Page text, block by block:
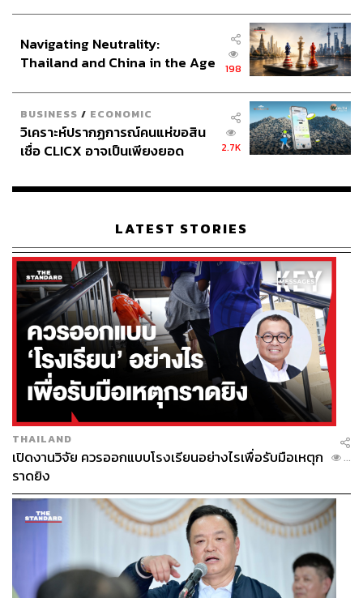
Navigating Neutrality:
Thailand and China in the Age
198
BUSINESS / ECONOMIC
วิเคราะห์ปรากฏการณ์คนแห่ขอสิน
เชื่อ CLICX อาจเป็นเพียงยอด
เรือนไทยที่ถูกซุกไว้
2.7K
LATEST STORIES
THAILAND
เปิดงานวิจัย ควรออกแบบโรงเรียนอย่างไรเพื่อรับมือเหตุก
ราดยิง
...